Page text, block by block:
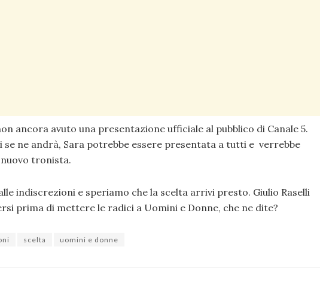
ancora avuto una presentazione ufficiale al pubblico di Canale 5.
se ne andrà, Sara potrebbe essere presentata a tutti e verrebbe
tronista.
indiscrezioni e speriamo che la scelta arrivi presto. Giulio Raselli
prima di mettere le radici a Uomini e Donne, che ne dite?
scelta uomini e donne